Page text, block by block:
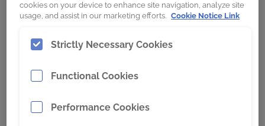
Cazaquistão
Minério de cobre
Condições de escavação
Máquina
cookies on your device to enhance site navigation, analyze site
usage, and assist in our marketing efforts. Cookie Notice Link
Strictly Necessary Cookies
Functional Cookies
Performance Cookies